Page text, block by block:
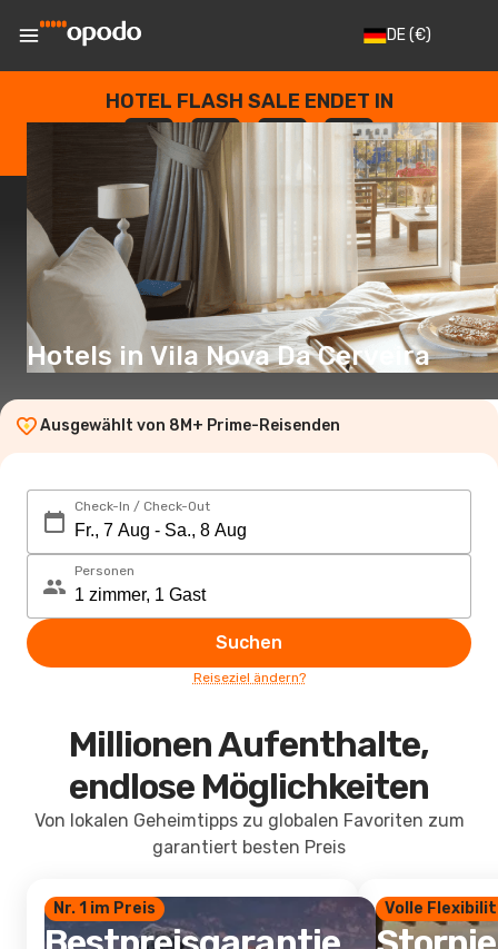
DE(€)
HOTEL FLASH SALE ENDET IN
--
TAGE
: --
STUNDEN
: --
SEKUNDEN
Hotels in Vila Nova Da Cerveira
Ausgewählt von 8M+ Prime-Reisenden
Check-In / Check-Out
Personen
Suchen
Reiseziel ändern?
Millionen Aufenthalte,
endlose Möglichkeiten
Von lokalen Geheimtipps zu globalen Favoriten zum
garantiert besten Preis
Nr. 1 im Preis Volle